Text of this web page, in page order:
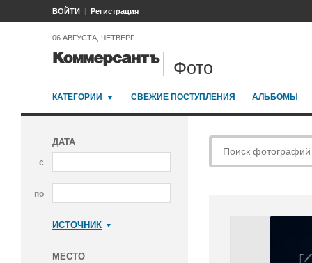
ВОЙТИ Регистрация
06 АВГУСТА, ЧЕТВЕРГ
Фото
КАТЕГОРИИ СВЕЖИЕ ПОСТУПЛЕНИЯ АЛЬБОМЫ
ДАТА
с
по
ИСТОЧНИК
МЕСТО